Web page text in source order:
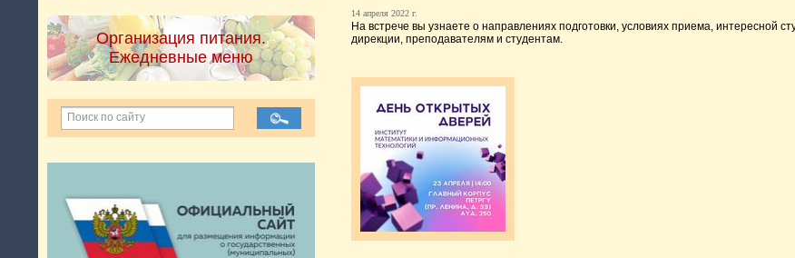
Организация питания.
Ежедневные меню
14 апреля 2022 г.
На встрече вы узнаете о направлениях подготовки, условиях приема, интересной
дирекции, преподавателям и студентам.